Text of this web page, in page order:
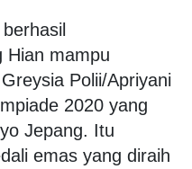
Hian mampu
Polii/Apriyani
2020 yang
Jepang. Itu
emas yang diraih